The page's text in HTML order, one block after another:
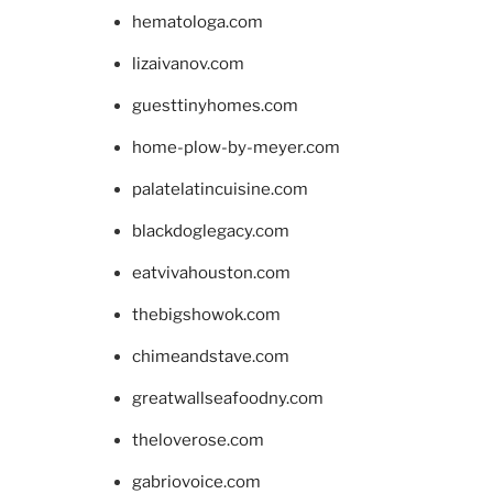
hematologa.com
lizaivanov.com
guesttinyhomes.com
home-plow-by-meyer.com
palatelatincuisine.com
blackdoglegacy.com
eatvivahouston.com
thebigshowok.com
chimeandstave.com
greatwallseafoodny.com
theloverose.com
gabriovoice.com